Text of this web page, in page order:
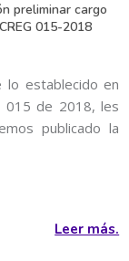
preliminar cargo
015-2018
lo establecido en
015 de 2018, les
publicado la
Leer más.